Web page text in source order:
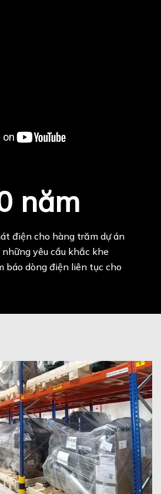
năm
điện cho hàng trăm dự án
yêu cầu khắc khe
báo dòng điện liên tục cho